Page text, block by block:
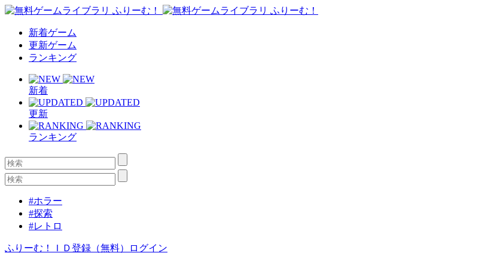
新着ゲーム
更新ゲーム
ランキング
新着
更新
ランキング
#ホラー
#探索
#レトロ
ふりーむ！ＩＤ登録（無料） ログイン